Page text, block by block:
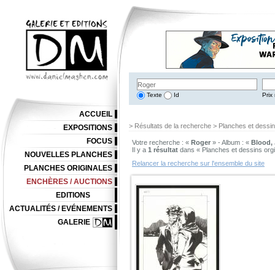
Texte Id Prix
> Résultats de la recherche > Planches et
Votre recherche : « Roger » - Album : « Blood,
Il y a 1 résultat dans « Planches et dessins
Relancer la recherche sur l'ensemble du site
ACCUEIL
EXPOSITIONS
FOCUS
NOUVELLES PLANCHES
PLANCHES ORIGINALES
ENCHÈRES / AUCTIONS
EDITIONS
ACTUALITÉS / EVÉNEMENTS
GALERIE